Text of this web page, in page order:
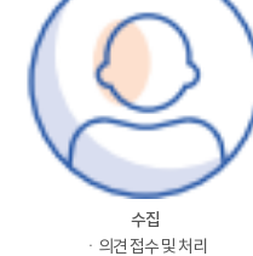
수집
ㆍ의견 접수 및 처리